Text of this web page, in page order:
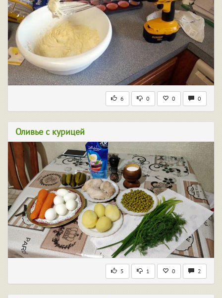
6 0 0 0
Оливье с курицей
5 1 0 2